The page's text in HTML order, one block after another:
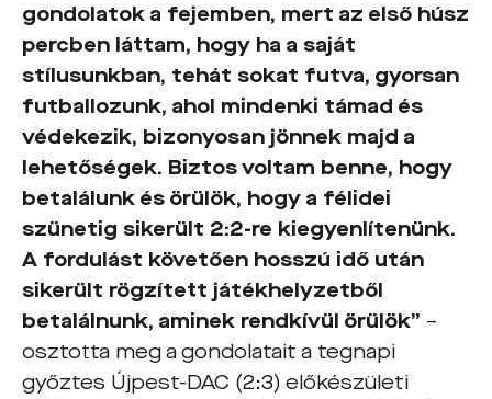
gondolatok a fejemben, mert az első húsz
percben láttam, hogy ha a saját
stílusunkban, tehát sokat futva, gyorsan
futballozunk, ahol mindenki támad és
védekezik, bizonyosan jönnek majd a
lehetőségek. Biztos voltam benne, hogy
betalálunk és örülök, hogy a félidei
szünetig sikerült 2:2-re kiegyenlítenünk.
A fordulást követően hosszú idő után
sikerült rögzített játékhelyzetből
betalálnunk, aminek rendkívül örülök” –
osztotta meg a gondolatait a tegnapi
győztes Újpest-DAC (2:3) előkészületi